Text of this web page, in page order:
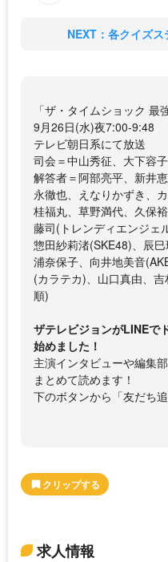
NEXT：各クイズ
「ザ・タイムショック 最
9月26日(水)夜7:00-9:48
テレビ朝日系にて放送
司会＝中山秀征、大下容子
解答者＝阿部亮平、新井
永徹也、えなりかずき、
桂福丸、草野満代、久保
藤司(トレンディエンジェ
惣田紗莉渚(SKE48)、辰
浦奈保子、向井地美音
(カラテカ)、山口真由、
順)
ザテレビジョンがLINEで
始めました！
主演インタビューや編集
まとめて読めます！
下のボタンから「友だち
求人情報